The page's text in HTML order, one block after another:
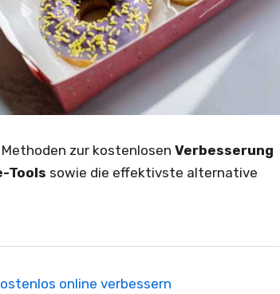
zur kostenlosen Verbesserung
Tools sowie die effektivste alternative
online verbessern